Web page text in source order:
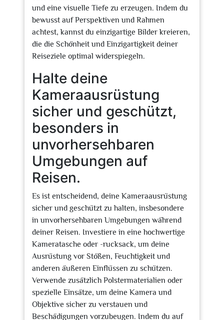
und eine visuelle Tiefe zu erzeugen. Indem du
bewusst auf Perspektiven und Rahmen
achtest, kannst du einzigartige Bilder kreieren,
die die Schönheit und Einzigartigkeit deiner
Reiseziele optimal widerspiegeln.
Halte deine
Kameraausrüstung
sicher und geschützt,
besonders in
unvorhersehbaren
Umgebungen auf
Reisen.
Es ist entscheidend, deine Kameraausrüstung
sicher und geschützt zu halten, insbesondere
in unvorhersehbaren Umgebungen während
deiner Reisen. Investiere in eine hochwertige
Kameratasche oder -rucksack, um deine
Ausrüstung vor Stößen, Feuchtigkeit und
anderen äußeren Einflüssen zu schützen.
Verwende zusätzlich Polstermaterialien oder
spezielle Einsätze, um deine Kamera und
Objektive sicher zu verstauen und
Beschädigungen vorzubeugen. Indem du auf